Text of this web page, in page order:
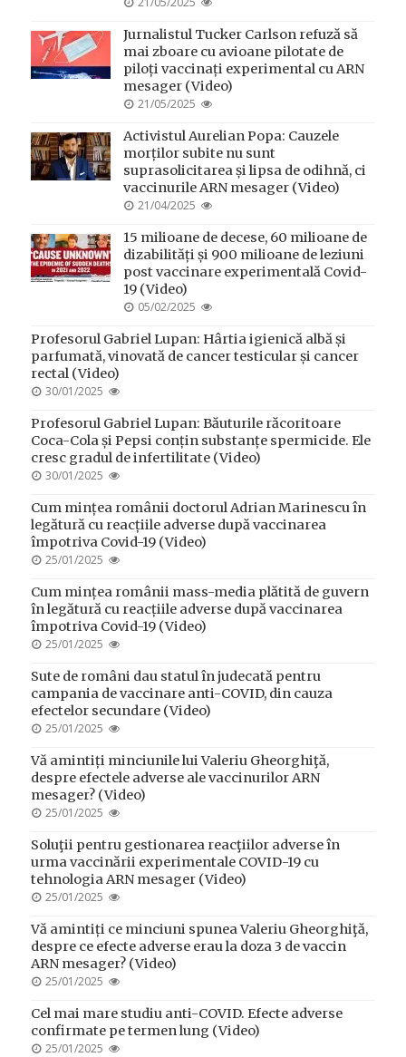
Jurnalistul Tucker Carlson refuză să
mai zboare cu avioane pilotate de
piloți vaccinați experimental cu ARN
mesager (Video)
POSTED
21/05/2025
Activistul Aurelian Popa: Cauzele
morților subite nu sunt
suprasolicitarea și lipsa de odihnă, ci
vaccinurile ARN mesager (Video)
POSTED
21/04/2025
15 milioane de decese, 60 milioane de
dizabilități și 900 milioane de leziuni
post vaccinare experimentală Covid-
19 (Video)
POSTED
05/02/2025
Profesorul Gabriel Lupan: Hârtia igienică albă și
parfumată, vinovată de cancer testicular și cancer
rectal (Video)
POSTED
30/01/2025
Profesorul Gabriel Lupan: Băuturile răcoritoare
Coca-Cola și Pepsi conțin substanțe spermicide. Ele
cresc gradul de infertilitate (Video)
POSTED
30/01/2025
Cum mințea românii doctorul Adrian Marinescu în
legătură cu reacțiile adverse după vaccinarea
împotriva Covid-19 (Video)
POSTED
25/01/2025
Cum mințea românii mass-media plătită de guvern
în legătură cu reacțiile adverse după vaccinarea
împotriva Covid-19 (Video)
POSTED
25/01/2025
Sute de români dau statul în judecată pentru
campania de vaccinare anti-COVID, din cauza
efectelor secundare (Video)
POSTED
25/01/2025
Vă amintiți minciunile lui Valeriu Gheorghiţă,
despre efectele adverse ale vaccinurilor ARN
mesager? (Video)
POSTED
25/01/2025
Soluţii pentru gestionarea reacţiilor adverse în
urma vaccinării experimentale COVID-19 cu
tehnologia ARN mesager (Video)
POSTED
25/01/2025
Vă amintiți ce minciuni spunea Valeriu Gheorghiţă,
despre ce efecte adverse erau la doza 3 de vaccin
ARN mesager? (Video)
POSTED
25/01/2025
Cel mai mare studiu anti-COVID. Efecte adverse
confirmate pe termen lung (Video)
POSTED
25/01/2025